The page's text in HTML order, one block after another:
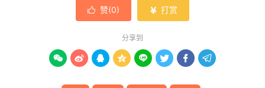
 赞(0)  打赏
分享到
       